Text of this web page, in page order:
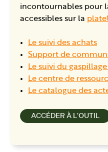
incontournables pour
accessibles sur la
Le suivi des achats
Support de
Le suivi du
Le centre de
Le catalogue des
ACCÉDER À L'OUTIL